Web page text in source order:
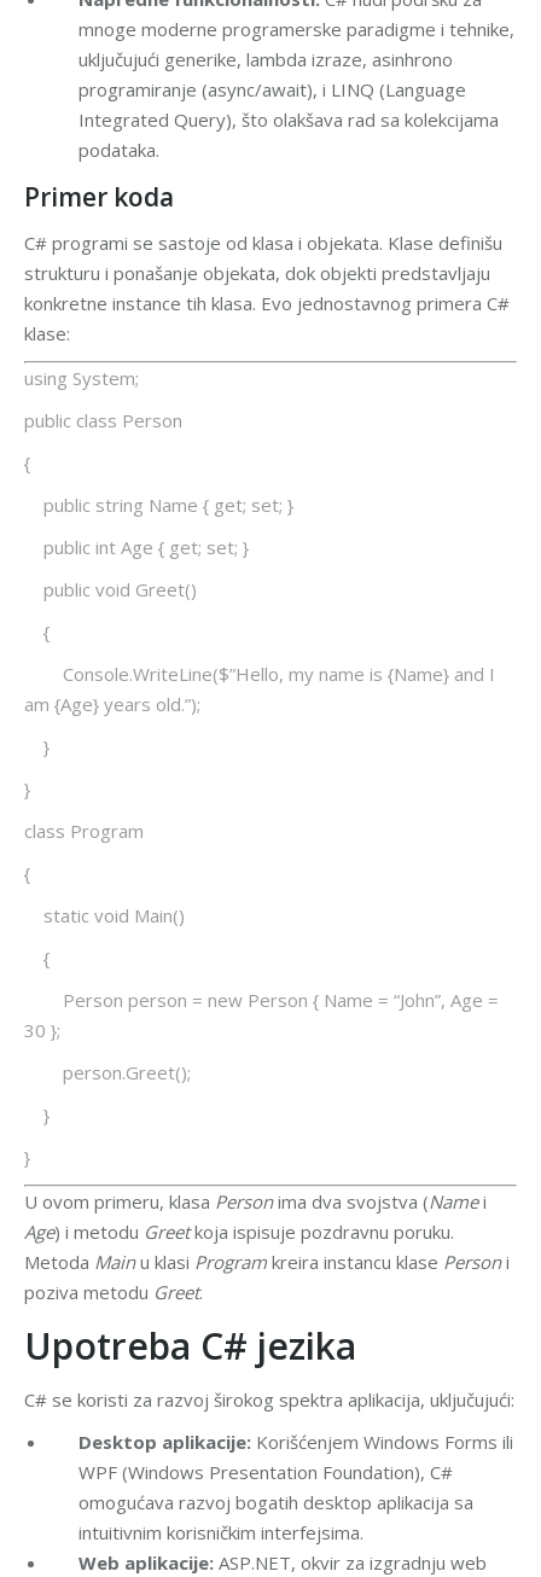
mnoge moderne programerske paradigme i tehnike,
uključujući generike, lambda izraze, asinhrono
programiranje (async/await), i LINQ (Language
Integrated Query), što olakšava rad sa kolekcijama
podataka.
Primer koda
C# programi se sastoje od klasa i objekata. Klase definišu
strukturu i ponašanje objekata, dok objekti predstavljaju
konkretne instance tih klasa. Evo jednostavnog primera C#
klase:
using System;
public class Person
{
public string Name { get; set; }
public int Age { get; set; }
public void Greet()
{
Console.WriteLine($”Hello, my name is {Name} and I
am {Age} years old.”);
}
}
class Program
{
static void Main()
{
Person person = new Person { Name = “John”, Age =
30 };
person.Greet();
}
}
U ovom primeru, klasa Personima dva svojstva (Namei
Age) i metodu Greetkoja ispisuje pozdravnu poruku.
Metoda Mainu klasi Program kreira instancu klase Personi
poziva metodu Greet.
Upotreba C# jezika
C# se koristi za razvoj širokog spektra aplikacija, uključujući:
Desktop aplikacije: Korišćenjem Windows Forms ili
WPF (Windows Presentation Foundation), C#
omogućava razvoj bogatih desktop aplikacija sa
intuitivnim korisničkim interfejsima.
Web aplikacije: ASP.NET, okvir za izgradnju web